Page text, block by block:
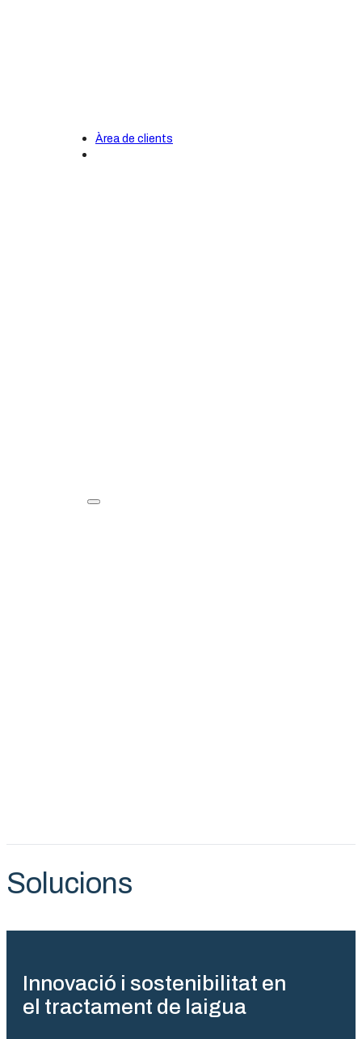
Àrea de clients
Solucions
Innovació i sostenibilitat en
el tractament de laigua